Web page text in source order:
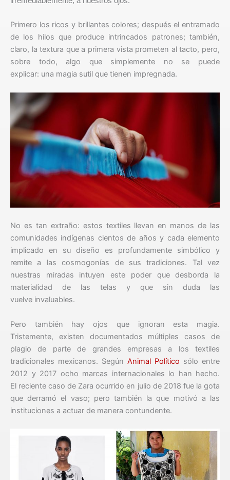
Primero los ricos y brillantes colores; después el entramado
de los hilos que produce intrincados patrones; también,
claro, la textura que a primera vista prometen al tacto, pero,
sobre todo, algo que simplemente no se puede
explicar: una magia sutil que tienen impregnada.
No es tan extraño: estos textiles llevan en manos de las
comunidades indígenas cientos de años y cada elemento
implicado en su diseño es profundamente simbólico y
remite a las cosmogonías de sus tradiciones. Tal vez
nuestras miradas intuyen este poder que desborda la
materialidad de las telas y que sin duda las
vuelve invaluables.
Pero también hay ojos que ignoran esta magia.
Tristemente, existen documentados múltiples casos de
plagio de parte de grandes empresas a los textiles
tradicionales mexicanos. Según Animal Político sólo entre
2012 y 2017 ocho marcas internacionales lo han hecho.
El reciente caso de Zara ocurrido en julio de 2018 fue la gota
que derramó el vaso; pero también la que motivó a las
instituciones a actuar de manera contundente.